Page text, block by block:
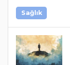
Sağlık